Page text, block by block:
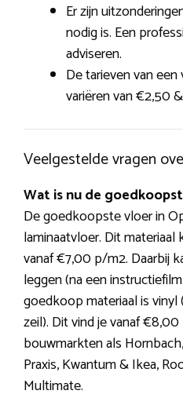
Er zijn
nodig is. Een
adviseren.
De tarieven van
variëren van €2,50
Veelgestelde vragen
Wat is nu de
De goedkoopste vloer in
laminaatvloer. Dit
vanaf €7,00 p/m2. Daarbij
leggen (na een
goedkoop materiaal is
zeil). Dit vind je vanaf
bouwmarkten als
Praxis, Kwantum & Ikea,
Multimate.